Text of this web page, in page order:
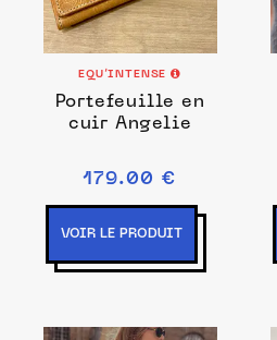
EQU’INTENSE
Portefeuille en
cuir Angelie
179.00 €
VOIR LE PRODUIT